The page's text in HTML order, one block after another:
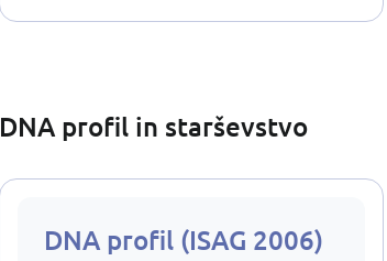
DNA profil in starševstvo
DNA profil (ISAG 2006)